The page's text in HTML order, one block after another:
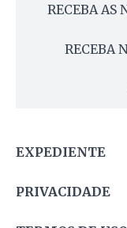
RECEBA AS
RECEBA
EXPEDIENTE
PRIVACIDADE